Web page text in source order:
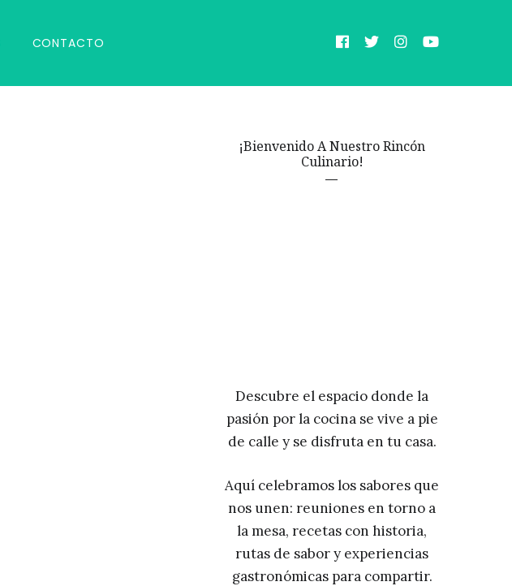
CONTACTO
¡Bienvenido A Nuestro Rincón
Culinario!
Descubre el espacio donde la
pasión por la cocina se vive a pie
de calle y se disfruta en tu casa.
Aquí celebramos los sabores que
nos unen: reuniones en torno a
la mesa, recetas con historia,
rutas de sabor y experiencias
gastronómicas para compartir.